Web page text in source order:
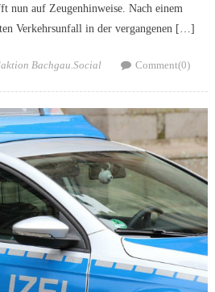
nun auf Zeugenhinweise. Nach einem
Verkehrsunfall in der vergangenen […]
Bachgau.Social Comment(0)